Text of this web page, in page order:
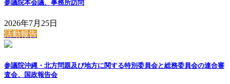
参議院本会議、事務所訪問
2026年7月25日
活動報告
参議院沖縄・北方問題及び地方に関する特別委員会と総務委員会の連合審
査会、国政報告会